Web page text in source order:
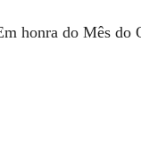
honra do Mês do